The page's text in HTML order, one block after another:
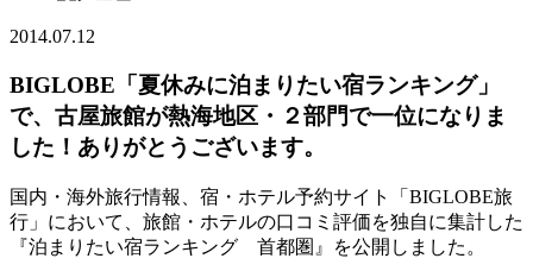
2014.07.12
BIGLOBE「夏休みに泊まりたい宿ランキング」
で、古屋旅館が熱海地区・２部門で一位になりま
した！ありがとうございます。
国内・海外旅行情報、宿・ホテル予約サイト「 BIGLOBE旅
行」において、旅館・ホテルの口コミ評価を独自に集計した
『泊 まりたい宿ランキング 首都圏』を公開しました。